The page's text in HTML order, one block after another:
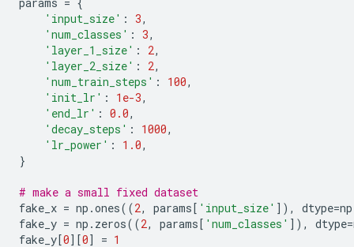
'input_size' : 3,
'num_classes' : 3,
'layer_1_size' : 2,
'layer_2_size' : 2,
'num_train_steps' : 100,
'init_lr' : 1e-3,
'end_lr' : 0.0,
'decay_steps' : 1000,
'lr_power' : 1.0,
}
# make a small fixed dataset
fake_x = np .ones((2, params[ 'input_size' ]), dtype=np
fake_y = np . zeros((2, params[ 'num_classes' ]), dtype=
fake_y[0][0] = 1